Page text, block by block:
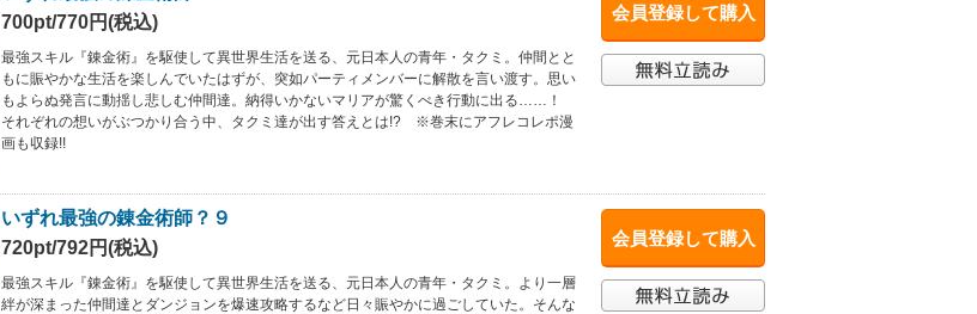
会員登録して購入
700pt/770円(税込)
最強スキル『錬金術』を駆使して異世界生活を送る、元日本人の青年・タクミ。仲間とと
もに賑やかな生活を楽しんでいたはずが、突如パーティメンバーに解散を言い渡す。思い
もよらぬ発言に動揺し悲しむ仲間達。納得いかないマリアが驚くべき行動に出る……！
それぞれの想いがぶつかり合う中、タクミ達が出す答えとは!? ※巻末にアフレコレポ漫
画も収録!!
会員登録して購入
いずれ最強の錬金術師？９
720pt/792円(税込)
最強スキル『錬金術』を駆使して異世界生活を送る、元日本人の青年・タクミ。より一層
絆が深まった仲間達とダンジョンを爆速攻略するなど日々賑やかに過ごしていた。そんな